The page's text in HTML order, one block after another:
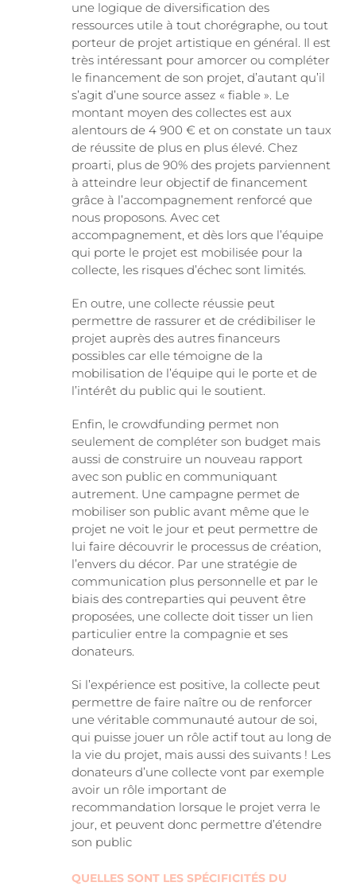
une logique de diversification des
ressources utile à tout chorégraphe, ou tout
porteur de projet artistique en général. Il est
très intéressant pour amorcer ou compléter
le financement de son projet, d’autant qu’il
s’agit d’une source assez « fiable ». Le
montant moyen des collectes est aux
alentours de 4 900 € et on constate un taux
de réussite de plus en plus élevé. Chez
proarti, plus de 90% des projets parviennent
à atteindre leur objectif de financement
grâce à l’accompagnement renforcé que
nous proposons. Avec cet
accompagnement, et dès lors que l’équipe
qui porte le projet est mobilisée pour la
collecte, les risques d’échec sont limités.
En outre, une collecte réussie peut
permettre de rassurer et de crédibiliser le
projet auprès des autres financeurs
possibles car elle témoigne de la
mobilisation de l’équipe qui le porte et de
l’intérêt du public qui le soutient.
Enfin, le crowdfunding permet non
seulement de compléter son budget mais
aussi de construire un nouveau rapport
avec son public en communiquant
autrement. Une campagne permet de
mobiliser son public avant même que le
projet ne voit le jour et peut permettre de
lui faire découvrir le processus de création,
l’envers du décor. Par une stratégie de
communication plus personnelle et par le
biais des contreparties qui peuvent être
proposées, une collecte doit tisser un lien
particulier entre la compagnie et ses
donateurs.
Si l’expérience est positive, la collecte peut
permettre de faire naître ou de renforcer
une véritable communauté autour de soi,
qui puisse jouer un rôle actif tout au long de
la vie du projet, mais aussi des suivants ! Les
donateurs d’une collecte vont par exemple
avoir un rôle important de
recommandation lorsque le projet verra le
jour, et peuvent donc permettre d’étendre
son public
QUELLES SONT LES SPÉCIFICITÉS DU